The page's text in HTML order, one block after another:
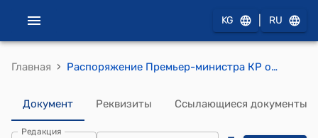
KG RU
Главная › Распоряжение Премьер-министра КР от 12 сентября 2012 года № 680 (О Кунайеве Б.К.)
Документ Реквизиты Ссылающиеся документы
Редакция